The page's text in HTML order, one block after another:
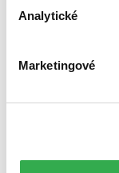
Analytické
Marketingové